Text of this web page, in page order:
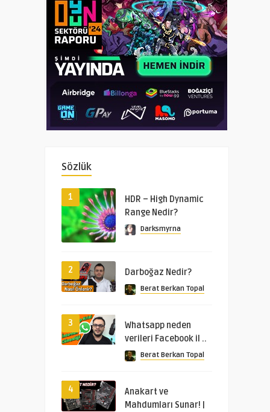
Sözlük
1
HDR – High Dynamic
Range Nedir?
Darksmyrna
2 Darboğaz Nedir?
Berat Berkan Topal
3
Whatsapp neden
verileri Facebook il ..
Berat Berkan Topal
4
Anakart ve
Mahdumları Sunar! |